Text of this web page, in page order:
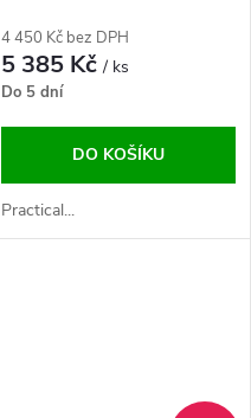
4 450 Kč bez DPH
5 385 Kč/ ks
Do 5 dní
DO KOŠÍKU
Practical...